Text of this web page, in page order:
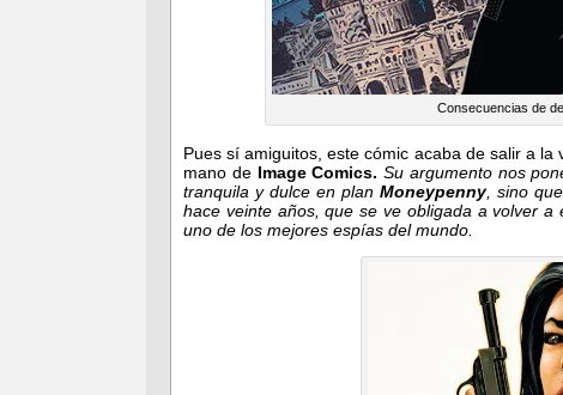
Consecuencias de
Pues sí amiguitos, este cómic acaba de salir a
mano deImage Comics. Su argumento nos
tranquila y dulce en planMoneypenny, sino que
hace veinte años, que se ve obligada a volver
uno de los mejores espías del mundo.